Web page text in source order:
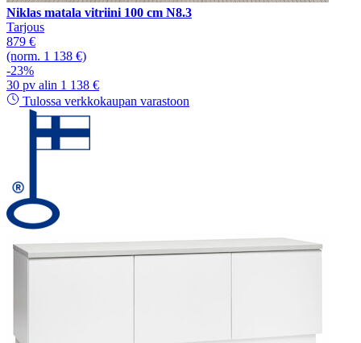
Niklas matala vitriini 100 cm N8.3
Tarjous
879 €
(norm. 1 138 €)
-23%
30 pv alin 1 138 €
Tulossa verkkokaupan varastoon